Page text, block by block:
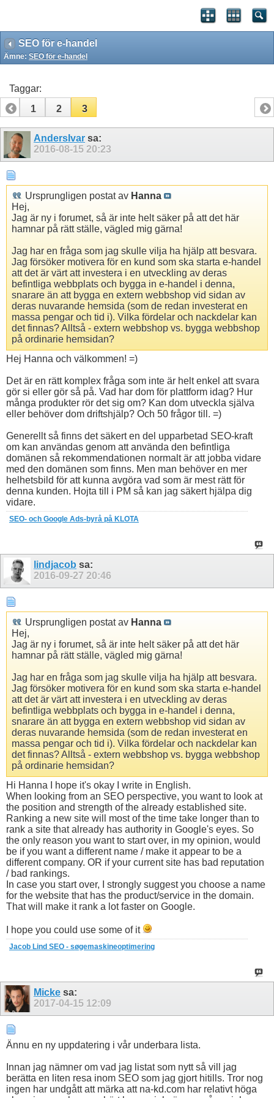
SEO för e-handel
Ämne: SEO för e-handel
Taggar:
1
2 3
AndersIvar sa:
2016-08-15 20:23
Ursprungligen postat av Hanna
Hej,
Jag är ny i forumet, så är inte helt säker på att det här
hamnar på rätt ställe, vägled mig gärna!
Jag har en fråga som jag skulle vilja ha hjälp att besvara.
Jag försöker motivera för en kund som ska starta e-handel
att det är värt att investera i en utveckling av deras
befintliga webbplats och bygga in e-handel i denna,
snarare än att bygga en extern webbshop vid sidan av
deras nuvarande hemsida (som de redan investerat en
massa pengar och tid i). Vilka fördelar och nackdelar kan
det finnas? Alltså - extern webbshop vs. bygga webbshop
på ordinarie hemsidan?
Hej Hanna och välkommen! =)
Det är en rätt komplex fråga som inte är helt enkel att svara
gör si eller gör så på. Vad har dom för plattform idag? Hur
många produkter rör det sig om? Kan dom utveckla själva
eller behöver dom driftshjälp? Och 50 frågor till. =)
Generellt så finns det säkert en del upparbetad SEO-kraft
om kan användas genom att använda den befintliga
domänen så rekommendationen normalt är att jobba vidare
med den domänen som finns. Men man behöver en mer
helhetsbild för att kunna avgöra vad som är mest rätt för
denna kunden. Hojta till i PM så kan jag säkert hjälpa dig
vidare.
SEO- och Google Ads-byrå på KLOTA
lindjacob sa:
2016-09-27 20:46
Ursprungligen postat av Hanna
Hej,
Jag är ny i forumet, så är inte helt säker på att det här
hamnar på rätt ställe, vägled mig gärna!
Jag har en fråga som jag skulle vilja ha hjälp att besvara.
Jag försöker motivera för en kund som ska starta e-handel
att det är värt att investera i en utveckling av deras
befintliga webbplats och bygga in e-handel i denna,
snarare än att bygga en extern webbshop vid sidan av
deras nuvarande hemsida (som de redan investerat en
massa pengar och tid i). Vilka fördelar och nackdelar kan
det finnas? Alltså - extern webbshop vs. bygga webbshop
på ordinarie hemsidan?
Hi Hanna I hope it's okay I write in English.
When looking from an SEO perspective, you want to look at
the position and strength of the already established site.
Ranking a new site will most of the time take longer than to
rank a site that already has authority in Google's eyes. So
the only reason you want to start over, in my opinion, would
be if you want a different name / make it appear to be a
different company. OR if your current site has bad reputation
/ bad rankings.
In case you start over, I strongly suggest you choose a name
for the website that has the product/service in the domain.
That will make it rank a lot faster on Google.
I hope you could use some of it
Jacob Lind SEO - søgemaskineoptimering
Micke sa:
2017-04-15 12:09
Ännu en ny uppdatering i vår underbara lista.
Innan jag nämner om vad jag listat som nytt så vill jag
berätta en liten resa inom SEO som jag gjort hitills. Tror nog
ingen har undgått att märka att na-kd.com har relativt höga